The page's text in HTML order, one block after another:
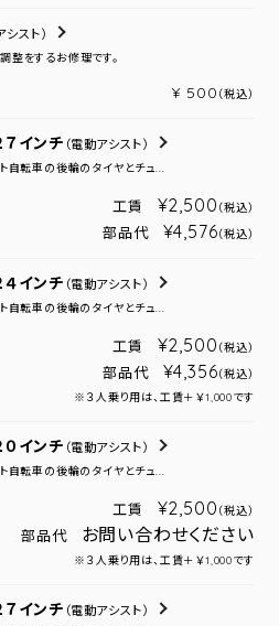
シスト）
整をするお修理です。
¥ 500 （税込）
インチ （電動アシスト）
自転車の後輪のタイヤとチュ...
工賃 ¥2,500 （税込）
部品代 ¥4,576（税込）
インチ （電動アシスト）
自転車の後輪のタイヤとチュ...
工賃 ¥2,500 （税込）
部品代 ¥4,356（税込）
※３人乗り用は、工賃＋￥1,000です
インチ （電動アシスト）
自転車の後輪のタイヤとチュ...
工賃 ¥2,500 （税込）
部品代 お問い合わせください
※３人乗り用は、工賃＋￥1,000です
インチ （電動アシスト）